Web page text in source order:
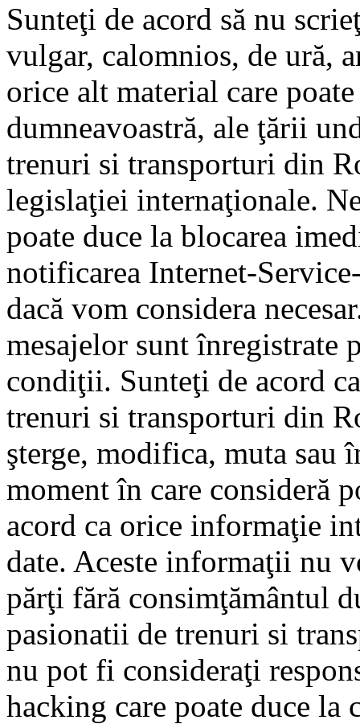
Sunteţi de acord să nu
vulgar, calomnios, de ură,
orice alt material care
dumneavoastră, ale ţării
trenuri si transporturi din
legislaţiei internaţionale.
poate duce la blocarea
notificarea Internet-
dacă vom considera
mesajelor sunt înregistrate
condiţii. Sunteţi de acord
trenuri si transporturi din
şterge, modifica, muta sau
moment în care consideră
acord ca orice informaţie
date. Aceste informaţii nu
părţi fără consimţământul
pasionatii de trenuri si
nu pot fi consideraţi
hacking care poate duce la